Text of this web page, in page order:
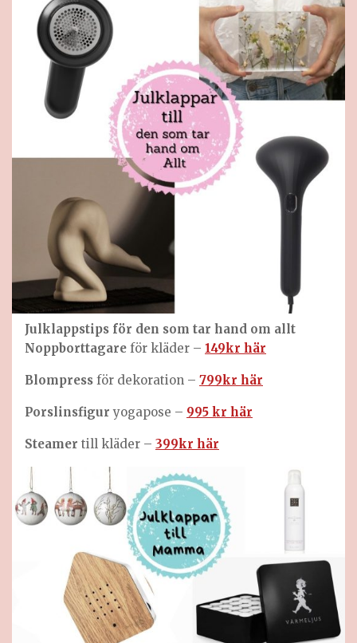
Julklappstips för den som tar hand om allt
Noppborttagare för kläder – 149kr här
Blompress för dekoration – 799kr här
Porslinsfigur yogapose – 995 kr här
Steamer till kläder – 399kr här